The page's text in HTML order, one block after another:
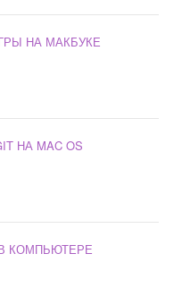
НА МАКБУКЕ
НА MAC OS
КОМПЬЮТЕРЕ